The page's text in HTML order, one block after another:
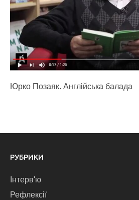
Юрко Позаяк. Англійська балада
РУБРИКИ
Інтерв'ю
Рефлексії